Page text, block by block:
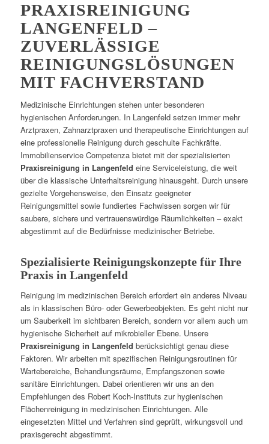
PRAXISREINIGUNG
LANGENFELD –
ZUVERLÄSSIGE
REINIGUNGSLÖSUNGEN
MIT FACHVERSTAND
Medizinische Einrichtungen stehen unter besonderen
hygienischen Anforderungen. In Langenfeld setzen immer mehr
Arztpraxen, Zahnarztpraxen und therapeutische Einrichtungen auf
eine professionelle Reinigung durch geschulte Fachkräfte.
Immobilienservice Competenza bietet mit der spezialisierten
Praxisreinigung in Langenfeld eine Serviceleistung, die weit
über die klassische Unterhaltsreinigung hinausgeht. Durch unsere
gezielte Vorgehensweise, den Einsatz geeigneter
Reinigungsmittel sowie fundiertes Fachwissen sorgen wir für
saubere, sichere und vertrauenswürdige Räumlichkeiten – exakt
abgestimmt auf die Bedürfnisse medizinischer Betriebe.
Spezialisierte Reinigungskonzepte für Ihre
Praxis in Langenfeld
Reinigung im medizinischen Bereich erfordert ein anderes Niveau
als in klassischen Büro- oder Gewerbeobjekten. Es geht nicht nur
um Sauberkeit im sichtbaren Bereich, sondern vor allem auch um
hygienische Sicherheit auf mikrobieller Ebene. Unsere
Praxisreinigung in Langenfeld berücksichtigt genau diese
Faktoren. Wir arbeiten mit spezifischen Reinigungsroutinen für
Wartebereiche, Behandlungsräume, Empfangszonen sowie
sanitäre Einrichtungen. Dabei orientieren wir uns an den
Empfehlungen des Robert Koch-Instituts zur hygienischen
Flächenreinigung in medizinischen Einrichtungen. Alle
eingesetzten Mittel und Verfahren sind geprüft, wirkungsvoll und
praxisgerecht abgestimmt.